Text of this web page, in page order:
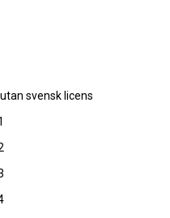
svensk licens